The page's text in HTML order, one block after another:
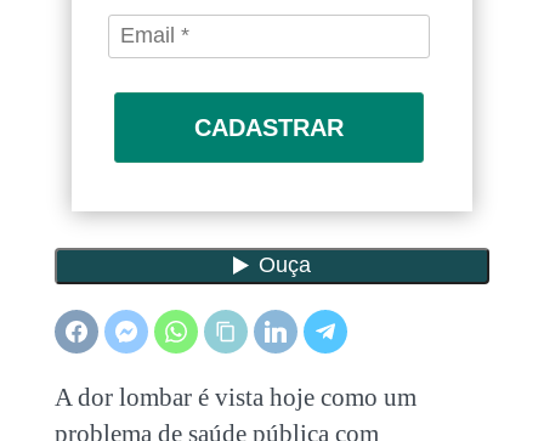
CADASTRAR
A dor lombar é vista hoje como um
problema de saúde pública com